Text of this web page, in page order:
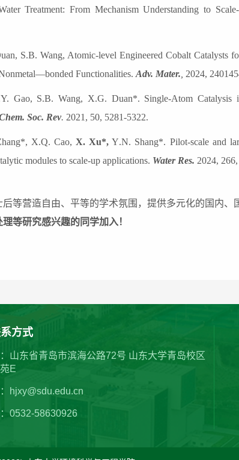
Treatment: From Mechanism Understanding to
S.B. Wang, Atomic‐level Engineered Cobalt Catalysts
—bonded Functionalities. Adv. Mater. 2024,
Gao, S.B. Wang, X.G. Duan*. Single-Atom Catalysis
Soc. Rev. 2021, 50, 5281-5322.
X.Q. Cao, X. Xu*, Y.N. Shang*. Pilot-scale and
modules to scale-up applications. Water Res. 2024,
等营造自由、平等的学术氛围，提供多元化的国内、
等研究感兴趣的同学加入！
方式
山东省青岛市滨海公路72号 山东大学青岛校区
E
hjxy@sdu.edu.cn
0532-58630926